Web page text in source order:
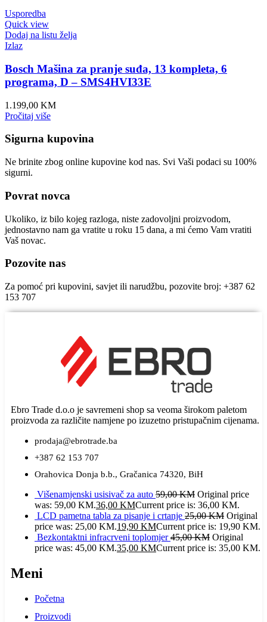
Usporedba
Quick view
Dodaj na listu želja
Izlaz
Bosch Mašina za pranje suđa, 13 kompleta, 6
programa, D – SMS4HVI33E
1.199,00 KM
Pročitaj više
Sigurna kupovina
Ne brinite zbog online kupovine kod nas. Svi Vaši podaci su 100%
sigurni.
Povrat novca
Ukoliko, iz bilo kojeg razloga, niste zadovoljni proizvodom,
jednostavno nam ga vratite u roku 15 dana, a mi ćemo Vam vratiti
Vaš novac.
Pozovite nas
Za pomoć pri kupovini, savjet ili narudžbu, pozovite broj: +387 62
153 707
Ebro Trade d.o.o je savremeni shop sa veoma širokom paletom
proizvoda za različite namjene po izuzetno pristupačnim cijenama.
prodaja@ebrotrade.ba
+387 62 153 707
Orahovica Donja b.b., Gračanica 74320, BiH
Višenamjenski usisivač za auto 59,00KM Original price
was: 59,00 KM.36,00 KMCurrent price is: 36,00 KM.
LCD pametna tabla za pisanje i crtanje 25,00KM Original
price was: 25,00 KM.19,90 KMCurrent price is: 19,90 KM.
Bezkontaktni infracrveni toplomjer45,00KM Original
price was: 45,00 KM.35,00 KMCurrent price is: 35,00 KM.
Meni
Početna
Proizvodi